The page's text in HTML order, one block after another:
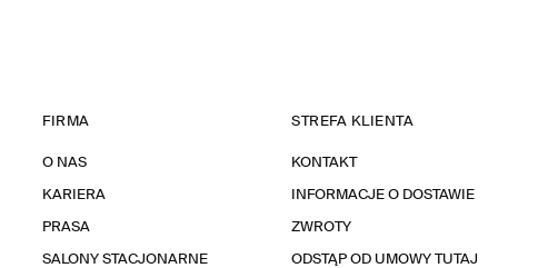
FIRMA
O NAS
KARIERA
PRASA
SALONY STACJONARNE
STREFA KLIENTA
KONTAKT
INFORMACJE O DOSTAWIE
ZWROTY
ODSTĄP OD UMOWY TUTAJ